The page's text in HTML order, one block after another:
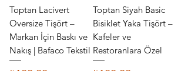
Toptan Lacivert
Oversize Tişört –
Markan İçin Baskı ve
Nakış | Bafaco Tekstil
Toptan Siyah Basic
Bisiklet Yaka Tişört –
Kafeler ve
Restoranlara Özel